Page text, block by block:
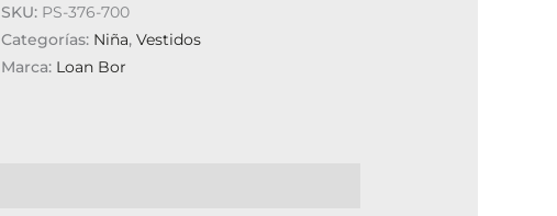
SKU: PS-376-700
Categorías: Niña,Vestidos
Marca: Loan Bor